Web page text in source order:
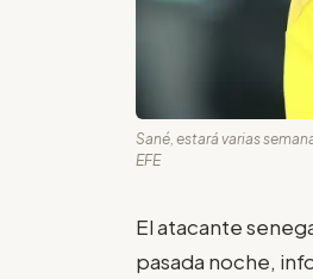
Sané, estará varias
EFE
El atacante
pasada noche,